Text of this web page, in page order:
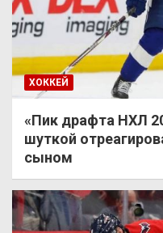
ХОККЕЙ
«Пик драфта НХЛ
шуткой
сыном